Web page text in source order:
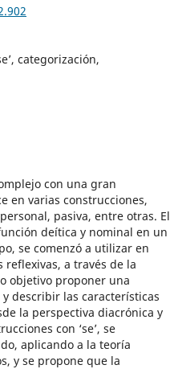
categorización,
con una gran
en varias construcciones,
pasiva, entre otras. El
deítica y nominal en un
se comenzó a utilizar en
reflexivas, a través de la
objetivo proponer una
y describir las características
la perspectiva diacrónica y
con ‘se’, se
aplicando a la teoría
y se propone que la